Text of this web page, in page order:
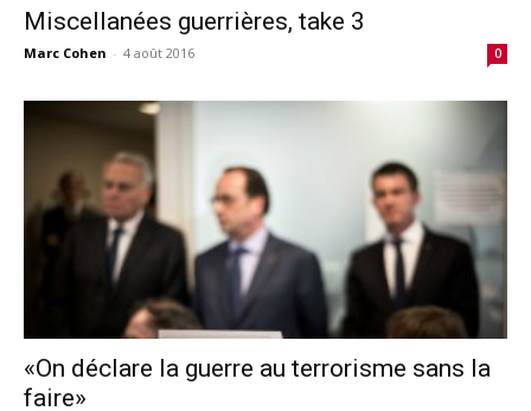
Miscellanées guerrières, take 3
Marc Cohen - 4 août 2016 0
«On déclare la guerre au terrorisme sans la
faire»